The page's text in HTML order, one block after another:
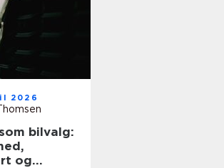
2026
bilvalg:
og